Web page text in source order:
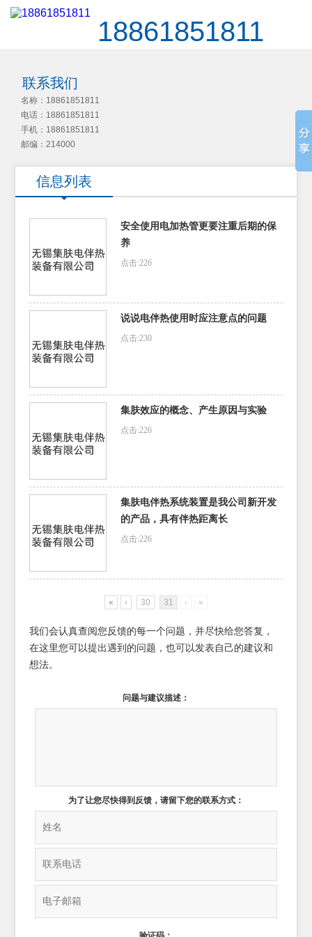
18861851811
联系我们
名称：18861851811
电话：18861851811
手机：18861851811
邮编：214000
信息列表
安全使用电加热管更要注重后期的保
养
点击:226
说说电伴热使用时应注意点的问题
点击:230
集肤效应的概念、产生原因与实验
点击:226
集肤电伴热系统装置是我公司新开发
的产品，具有伴热距离长
点击:226
« ‹ 30 31 › »
我们会认真查阅您反馈的每一个问题，并尽快给您答复，
在这里您可以提出遇到的问题，也可以发表自己的建议和
想法。
问题与建议描述：
为了让您尽快得到反馈，请留下您的联系方式：